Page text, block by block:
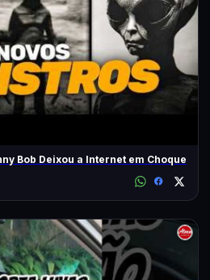
Bob Deixou a Internet em Choque